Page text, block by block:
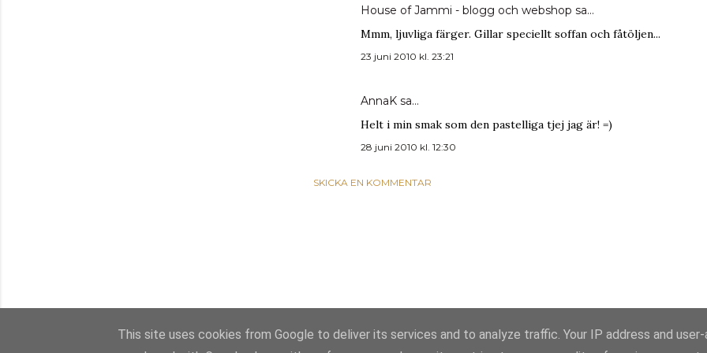
House of Jammi - blogg och webshop sa…
Mmm, ljuvliga färger. Gillar speciellt soffan och fåtöljen...
23 juni 2010 kl. 23:21
AnnaK sa…
Helt i min smak som den pastelliga tjej jag är! =)
28 juni 2010 kl. 12:30
SKICKA EN KOMMENTAR
This site uses cookies from Google to deliver its services and to analyze traffic. Your IP address and